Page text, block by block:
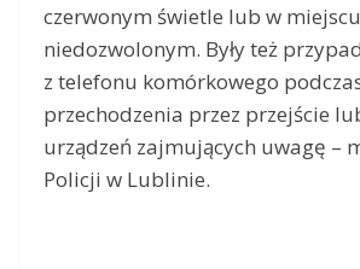
czerwonym świetle lub w miejscu
niedozwolonym. Były też
z telefonu komórkowego
przechodzenia przez przejście
urządzeń zajmujących uwagę –
Policji w Lublinie.